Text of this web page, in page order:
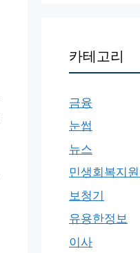
카테고리
금융
눈썹
뉴스
민생회복지
보청기
유용한정보
이사